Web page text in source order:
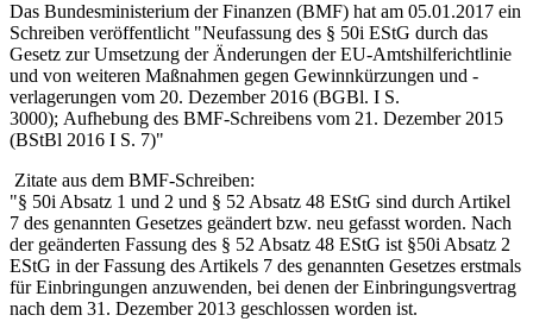
Das Bundesministerium der Finanzen (BMF) hat am 05.01.2017 ein
Schreiben veröffentlicht "Neufassung des § 50i EStG durch das
Gesetz zur Umsetzung der Änderungen der EU-Amtshilferichtlinie
und von weiteren Maßnahmen gegen Gewinnkürzungen und -
verlagerungen vom 20. Dezember 2016 (BGBl. I S.
3000); Aufhebung des BMF-Schreibens vom 21. Dezember 2015
(BStBl 2016 I S. 7)"
Zitate aus dem BMF-Schreiben:
"§ 50i Absatz 1 und 2 und § 52 Absatz 48 EStG sind durch Artikel
7 des genannten Gesetzes geändert bzw. neu gefasst worden. Nach
der geänderten Fassung des § 52 Absatz 48 EStG ist §50i Absatz 2
EStG in der Fassung des Artikels 7 des genannten Gesetzes erstmals
für Einbringungen anzuwenden, bei denen der Einbringungsvertrag
nach dem 31. Dezember 2013 geschlossen worden ist.